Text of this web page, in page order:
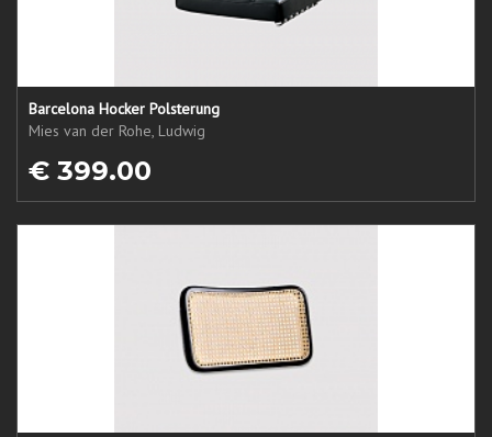
Barcelona Hocker Polsterung
Mies van der Rohe, Ludwig
€ 399.00